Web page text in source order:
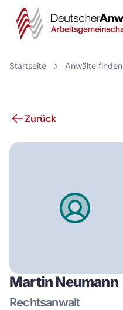
Startseite Anwälte finden
Zurück
Martin Neumann
Rechtsanwalt